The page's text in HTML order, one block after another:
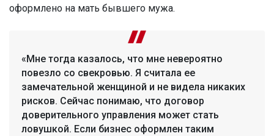
оформлено на мать бывшего мужа.
«Мне тогда казалось, что мне невероятно
повезло со свекровью. Я считала ее
замечательной женщиной и не видела никаких
рисков. Сейчас понимаю, что договор
доверительного управления может стать
ловушкой. Если бизнес оформлен таким